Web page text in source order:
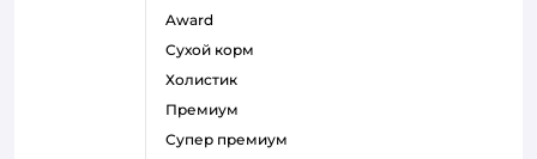
award
сухой корм
холистик
премиум
супер премиум